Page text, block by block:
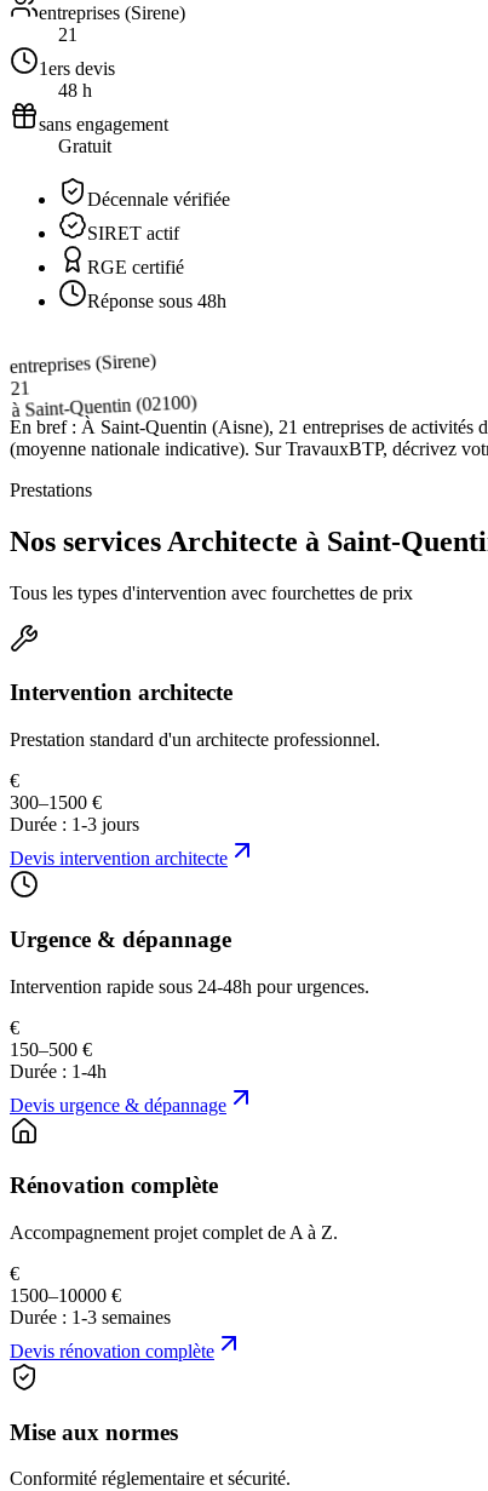
entreprises (Sirene)
21
1ers devis
48 h
sans engagement
Gratuit
Décennale vérifiée
SIRET actif
RGE certifié
Réponse sous 48h
entreprises (Sirene)
21
à Saint-Quentin(02100)
En bref : À Saint-Quentin (Aisne), 21 entreprises de activités
(moyenne nationale indicative). Sur TravauxBTP, décrivez
Prestations
Nos services Architecte à Saint-
Tous les types d'intervention avec fourchettes de prix
Intervention architecte
Prestation standard d'un architecte professionnel.
€
300–1500 €
Durée : 1-3 jours
Devis intervention architecte
Urgence & dépannage
Intervention rapide sous 24-48h pour urgences.
€
150–500 €
Durée : 1-4h
Devis urgence & dépannage
Rénovation complète
Accompagnement projet complet de A à Z.
€
1500–10000 €
Durée : 1-3 semaines
Devis rénovation complète
Mise aux normes
Conformité réglementaire et sécurité.